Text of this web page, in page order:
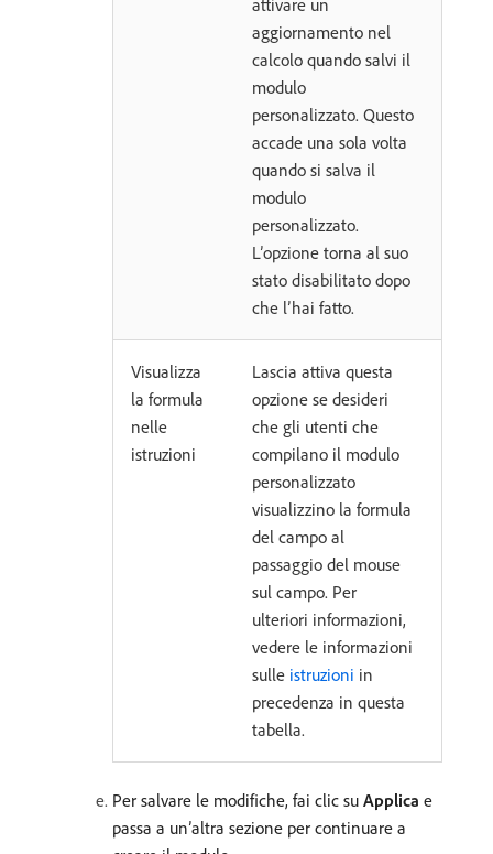
attivare un
aggiornamento nel
calcolo quando salvi il
modulo
personalizzato. Questo
accade una sola volta
quando si salva il
modulo
personalizzato.
L’opzione torna al suo
stato disabilitato dopo
che l’hai fatto.
Visualizza
la formula
nelle
istruzioni
Lascia attiva questa
opzione se desideri
che gli utenti che
compilano il modulo
personalizzato
visualizzino la formula
del campo al
passaggio del mouse
sul campo. Per
ulteriori informazioni,
vedere le informazioni
sulle istruzioni in
precedenza in questa
tabella.
Per salvare le modifiche, fai clic su Applica e
passa a un’altra sezione per continuare a